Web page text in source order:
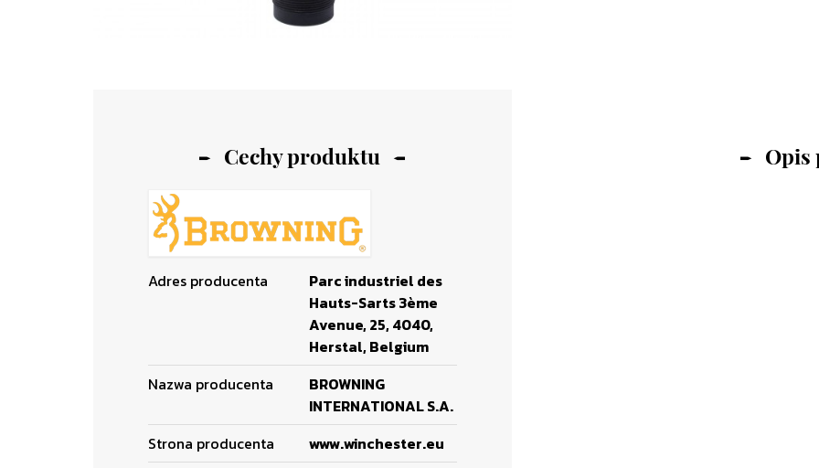
Cechy produktu
Adres producenta
Parc industriel des
Hauts-Sarts 3ème
Avenue, 25, 4040,
Herstal, Belgium
Nazwa producenta
BROWNING
INTERNATIONAL S.A.
Strona producenta
www.winchester.eu
Opis